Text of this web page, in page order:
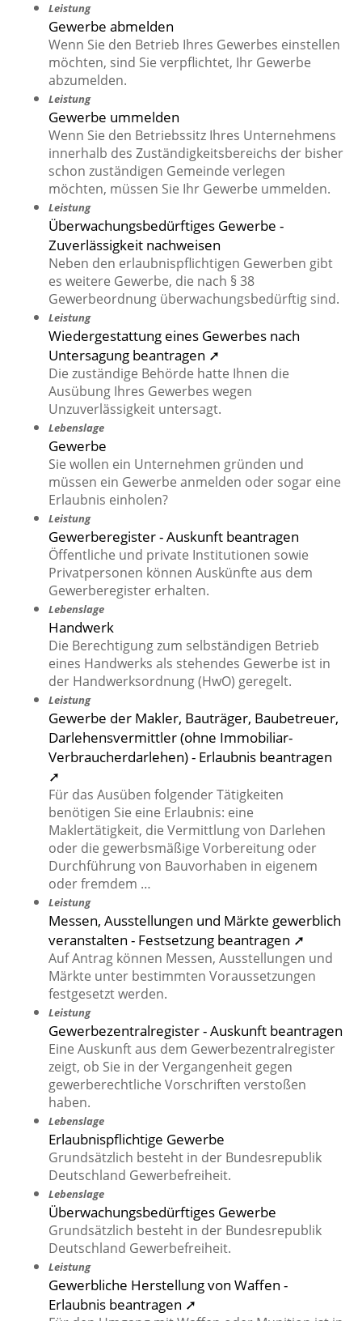
Leistung
Gewerbe abmelden
Wenn Sie den Betrieb Ihres Gewerbes einstellen
möchten, sind Sie verpflichtet, Ihr Gewerbe
abzumelden.
Leistung
Gewerbe ummelden
Wenn Sie den Betriebssitz Ihres Unternehmens
innerhalb des Zuständigkeitsbereichs der bisher
schon zuständigen Gemeinde verlegen
möchten, müssen Sie Ihr Gewerbe ummelden.
Leistung
Überwachungsbedürftiges Gewerbe -
Zuverlässigkeit nachweisen
Neben den erlaubnispflichtigen Gewerben gibt
es weitere Gewerbe, die nach § 38
Gewerbeordnung überwachungsbedürftig sind.
Leistung
Wiedergestattung eines Gewerbes nach
Untersagung beantragen ➚
Die zuständige Behörde hatte Ihnen die
Ausübung Ihres Gewerbes wegen
Unzuverlässigkeit untersagt.
Lebenslage
Gewerbe
Sie wollen ein Unternehmen gründen und
müssen ein Gewerbe anmelden oder sogar eine
Erlaubnis einholen?
Leistung
Gewerberegister - Auskunft beantragen
Öffentliche und private Institutionen sowie
Privatpersonen können Auskünfte aus dem
Gewerberegister erhalten.
Lebenslage
Handwerk
Die Berechtigung zum selbständigen Betrieb
eines Handwerks als stehendes Gewerbe ist in
der Handwerksordnung (HwO) geregelt.
Leistung
Gewerbe der Makler, Bauträger, Baubetreuer,
Darlehensvermittler (ohne Immobiliar-
Verbraucherdarlehen) - Erlaubnis beantragen
➚
Für das Ausüben folgender Tätigkeiten
benötigen Sie eine Erlaubnis: eine
Maklertätigkeit, die Vermittlung von Darlehen
oder die gewerbsmäßige Vorbereitung oder
Durchführung von Bauvorhaben in eigenem
oder fremdem …
Leistung
Messen, Ausstellungen und Märkte gewerblich
veranstalten - Festsetzung beantragen ➚
Auf Antrag können Messen, Ausstellungen und
Märkte unter bestimmten Voraussetzungen
festgesetzt werden.
Leistung
Gewerbezentralregister - Auskunft beantragen
Eine Auskunft aus dem Gewerbezentralregister
zeigt, ob Sie in der Vergangenheit gegen
gewerberechtliche Vorschriften verstoßen
haben.
Lebenslage
Erlaubnispflichtige Gewerbe
Grundsätzlich besteht in der Bundesrepublik
Deutschland Gewerbefreiheit.
Lebenslage
Überwachungsbedürftiges Gewerbe
Grundsätzlich besteht in der Bundesrepublik
Deutschland Gewerbefreiheit.
Leistung
Gewerbliche Herstellung von Waffen -
Erlaubnis beantragen ➚